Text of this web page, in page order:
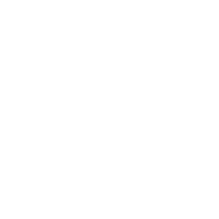
чи комбінованою овчиною, флісові та/або хутряні
матрасики у люльку/ліжко/візочок, пледи,